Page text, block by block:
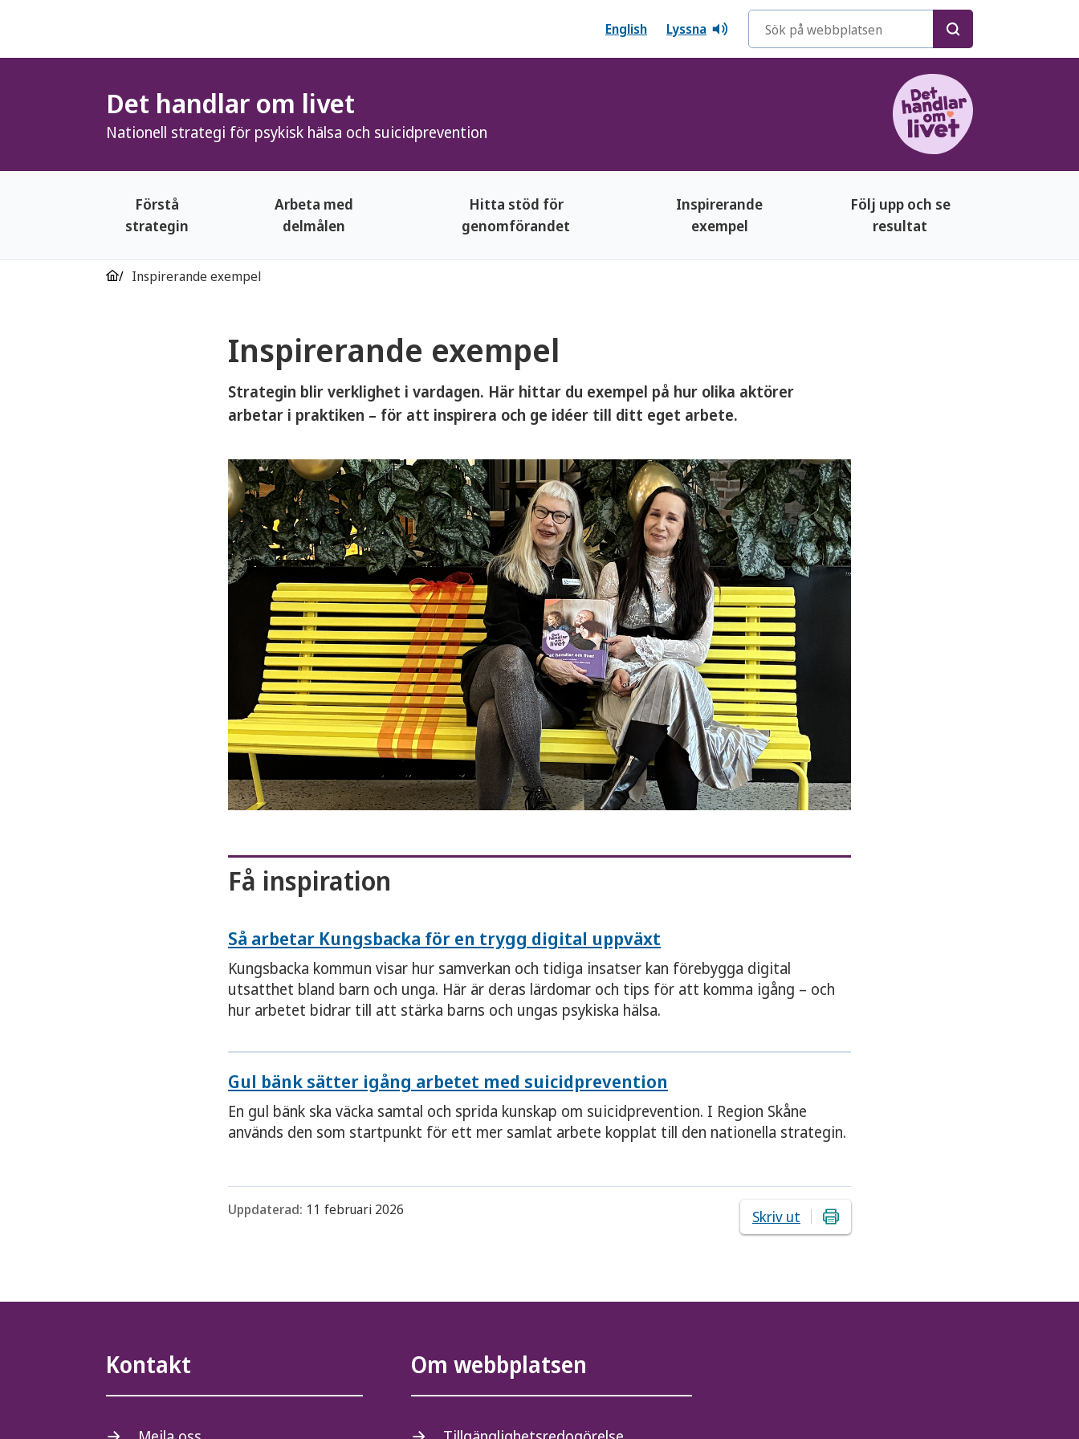
English Lyssna
Det handlar om livet
Nationell strategi för psykisk hälsa och suicidprevention
Förstå
strategin
Arbeta med
delmålen
Hitta stöd för
genomförandet
Inspirerande
exempel
Följ upp och se
resultat
Inspirerande exempel
Inspirerande exempel
Strategin blir verklighet i vardagen. Här hittar du exempel på hur olika aktörer
arbetar i praktiken – för att inspirera och ge idéer till ditt eget arbete.
Få inspiration
Så arbetar Kungsbacka för en trygg digital uppväxt
Kungsbacka kommun visar hur samverkan och tidiga insatser kan förebygga digital
utsatthet bland barn och unga. Här är deras lärdomar och tips för att komma igång – och
hur arbetet bidrar till att stärka barns och ungas psykiska hälsa.
Gul bänk sätter igång arbetet med suicidprevention
En gul bänk ska väcka samtal och sprida kunskap om suicidprevention. I Region Skåne
används den som startpunkt för ett mer samlat arbete kopplat till den nationella strategin.
Uppdaterad: 11 februari 2026 Skriv ut
Kontakt Om webbplatsen